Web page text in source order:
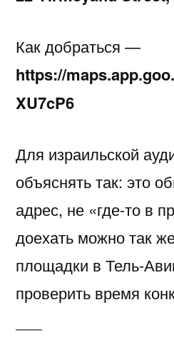
Как добраться —
https://
XU7cP6
Для израильской
объяснять так: это
адрес, не «где-то в
доехать можно так
площадки в Тель-
проверить время